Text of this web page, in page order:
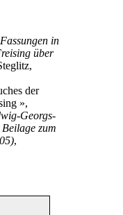
in
über
der
»,
Georgs-
zum
,